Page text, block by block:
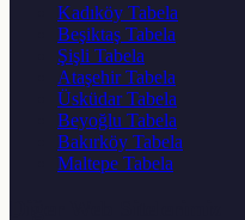
Kadıköy Tabela
Beşiktaş Tabela
Şişli Tabela
Ataşehir Tabela
Üsküdar Tabela
Beyoğlu Tabela
Bakırköy Tabela
Maltepe Tabela